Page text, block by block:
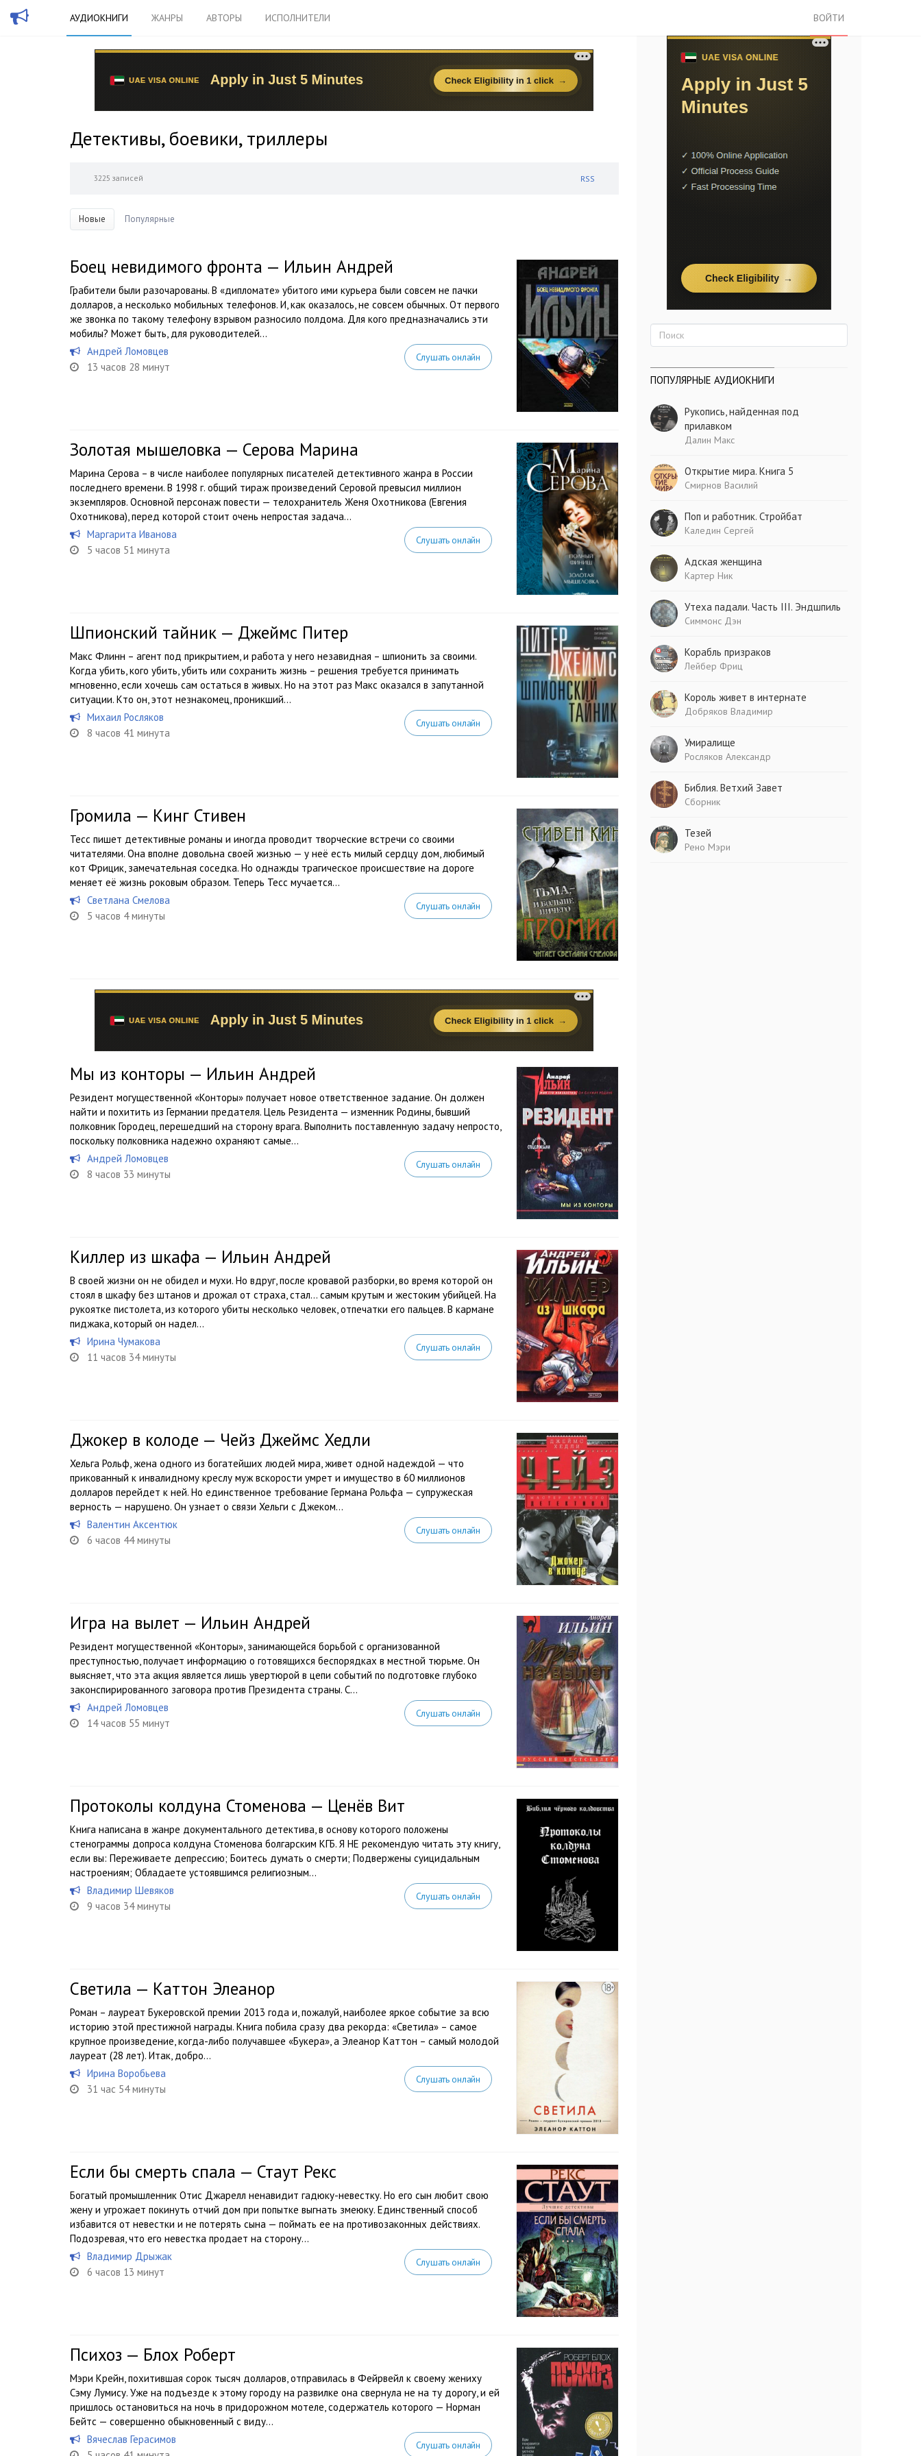
АУДИОКНИГИ ЖАНРЫ АВТОРЫ ИСПОЛНИТЕЛИ ВОЙТИ
Детективы, боевики, триллеры
3225 записей RSS
Новые Популярные
Боец невидимого фронта — Ильин Андрей
Грабители были разочарованы. В «дипломате» убитого ими курьера были совсем не пачки
долларов, а несколько мобильных телефонов. И, как оказалось, не совсем обычных. От первого
же звонка по такому телефону взрывом разносило полдома. Для кого предназначались эти
мобилы? Может быть, для руководителей...
Андрей Ломовцев
13 часов 28 минут
Слушать онлайн
Золотая мышеловка — Серова Марина
Марина Серова – в числе наиболее популярных писателей детективного жанра в России
последнего времени. В 1998 г. общий тираж произведений Серовой превысил миллион
экземпляров. Основной персонаж повести — телохранитель Женя Охотникова (Евгения
Охотникова), перед которой стоит очень непростая задача…
Маргарита Иванова
5 часов 51 минута
Слушать онлайн
Шпионский тайник — Джеймс Питер
Макс Флинн – агент под прикрытием, и работа у него незавидная – шпионить за своими.
Когда убить, кого убить, убить или сохранить жизнь – решения требуется принимать
мгновенно, если хочешь сам остаться в живых. Но на этот раз Макс оказался в запутанной
ситуации. Кто он, этот незнакомец, проникший...
Михаил Росляков
8 часов 41 минута
Слушать онлайн
Громила — Кинг Стивен
Тесс пишет детективные романы и иногда проводит творческие встречи со своими
читателями. Она вполне довольна своей жизнью — у неё есть милый сердцу дом, любимый
кот Фрицик, замечательная соседка. Но однажды трагическое происшествие на дороге
меняет её жизнь роковым образом. Теперь Тесс мучается...
Светлана Смелова
5 часов 4 минуты
Слушать онлайн
Мы из конторы — Ильин Андрей
Резидент могущественной «Конторы» получает новое ответственное задание. Он должен
найти и похитить из Германии предателя. Цель Резидента — изменник Родины, бывший
полковник Городец, перешедший на сторону врага. Выполнить поставленную задачу непросто,
поскольку полковника надежно охраняют самые...
Андрей Ломовцев
8 часов 33 минуты
Слушать онлайн
Киллер из шкафа — Ильин Андрей
В своей жизни он не обидел и мухи. Но вдруг, после кровавой разборки, во время которой он
стоял в шкафу без штанов и дрожал от страха, стал… самым крутым и жестоким убийцей. На
рукоятке пистолета, из которого убиты несколько человек, отпечатки его пальцев. В кармане
пиджака, который он надел...
Ирина Чумакова
11 часов 34 минуты
Слушать онлайн
Джокер в колоде — Чейз Джеймс Хедли
Хельга Рольф, жена одного из богатейших людей мира, живет одной надеждой — что
прикованный к инвалидному креслу муж вскорости умрет и имущество в 60 миллионов
долларов перейдет к ней. Но единственное требование Германа Рольфа — супружеская
верность — нарушено. Он узнает о связи Хельги с Джеком...
Валентин Аксентюк
6 часов 44 минуты
Слушать онлайн
Игра на вылет — Ильин Андрей
Резидент могущественной «Конторы», занимающейся борьбой с организованной
преступностью, получает информацию о готовящихся беспорядках в местной тюрьме. Он
выясняет, что эта акция является лишь увертюрой в цепи событий по подготовке глубоко
законспирированного заговора против Президента страны. С...
Андрей Ломовцев
14 часов 55 минут
Слушать онлайн
Протоколы колдуна Стоменова — Ценёв Вит
Книга написана в жанре документального детектива, в основу которого положены
стенограммы допроса колдуна Стоменова болгарским КГБ. Я НЕ рекомендую читать эту книгу,
если вы: Переживаете депрессию; Боитесь думать о смерти; Подвержены суицидальным
настроениям; Обладаете устоявшимся религиозным...
Владимир Шевяков
9 часов 34 минуты
Слушать онлайн
Светила — Каттон Элеанор
Роман – лауреат Букеровской премии 2013 года и, пожалуй, наиболее яркое событие за всю
историю этой престижной награды. Книга побила сразу два рекорда: «Светила» – самое
крупное произведение, когда-либо получавшее «Букера», а Элеанор Каттон – самый молодой
лауреат (28 лет). Итак, добро...
Ирина Воробьева
31 час 54 минуты
Слушать онлайн
Если бы смерть спала — Стаут Рекс
Богатый промышленник Отис Джарелл ненавидит гадюку-невестку. Но его сын любит свою
жену и угрожает покинуть отчий дом при попытке выгнать змеюку. Единственный способ
избавится от невестки и не потерять сына — поймать ее на противозаконных действиях.
Подозревая, что его невестка продает на сторону...
Владимир Дрыжак
6 часов 13 минут
Слушать онлайн
Психоз — Блох Роберт
Мэри Крейн, похитившая сорок тысяч долларов, отправилась в Фейрвейл к своему жениху
Сэму Лумису. Уже на подъезде к этому городу на развилке она свернула не на ту дорогу, и ей
пришлось остановиться на ночь в придорожном мотеле, содержатель которого — Норман
Бейтс — совершенно обыкновенный с виду...
Вячеслав Герасимов
Слушать онлайн
ПОПУЛЯРНЫЕ АУДИОКНИГИ
Рукопись, найденная под
прилавком
Далин Макс
Открытие мира. Книга 5
Смирнов Василий
Поп и работник. Стройбат
Каледин Сергей
Адская женщина
Картер Ник
Утеха падали. Часть III. Эндшпиль
Симмонс Дэн
Корабль призраков
Лейбер Фриц
Король живет в интернате
Добряков Владимир
Умиралище
Росляков Александр
Библия. Ветхий Завет
Сборник
Тезей
Рено Мэри